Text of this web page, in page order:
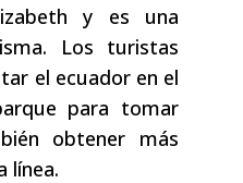
y es una
Los turistas
el ecuador en el
para tomar
obtener más
línea.